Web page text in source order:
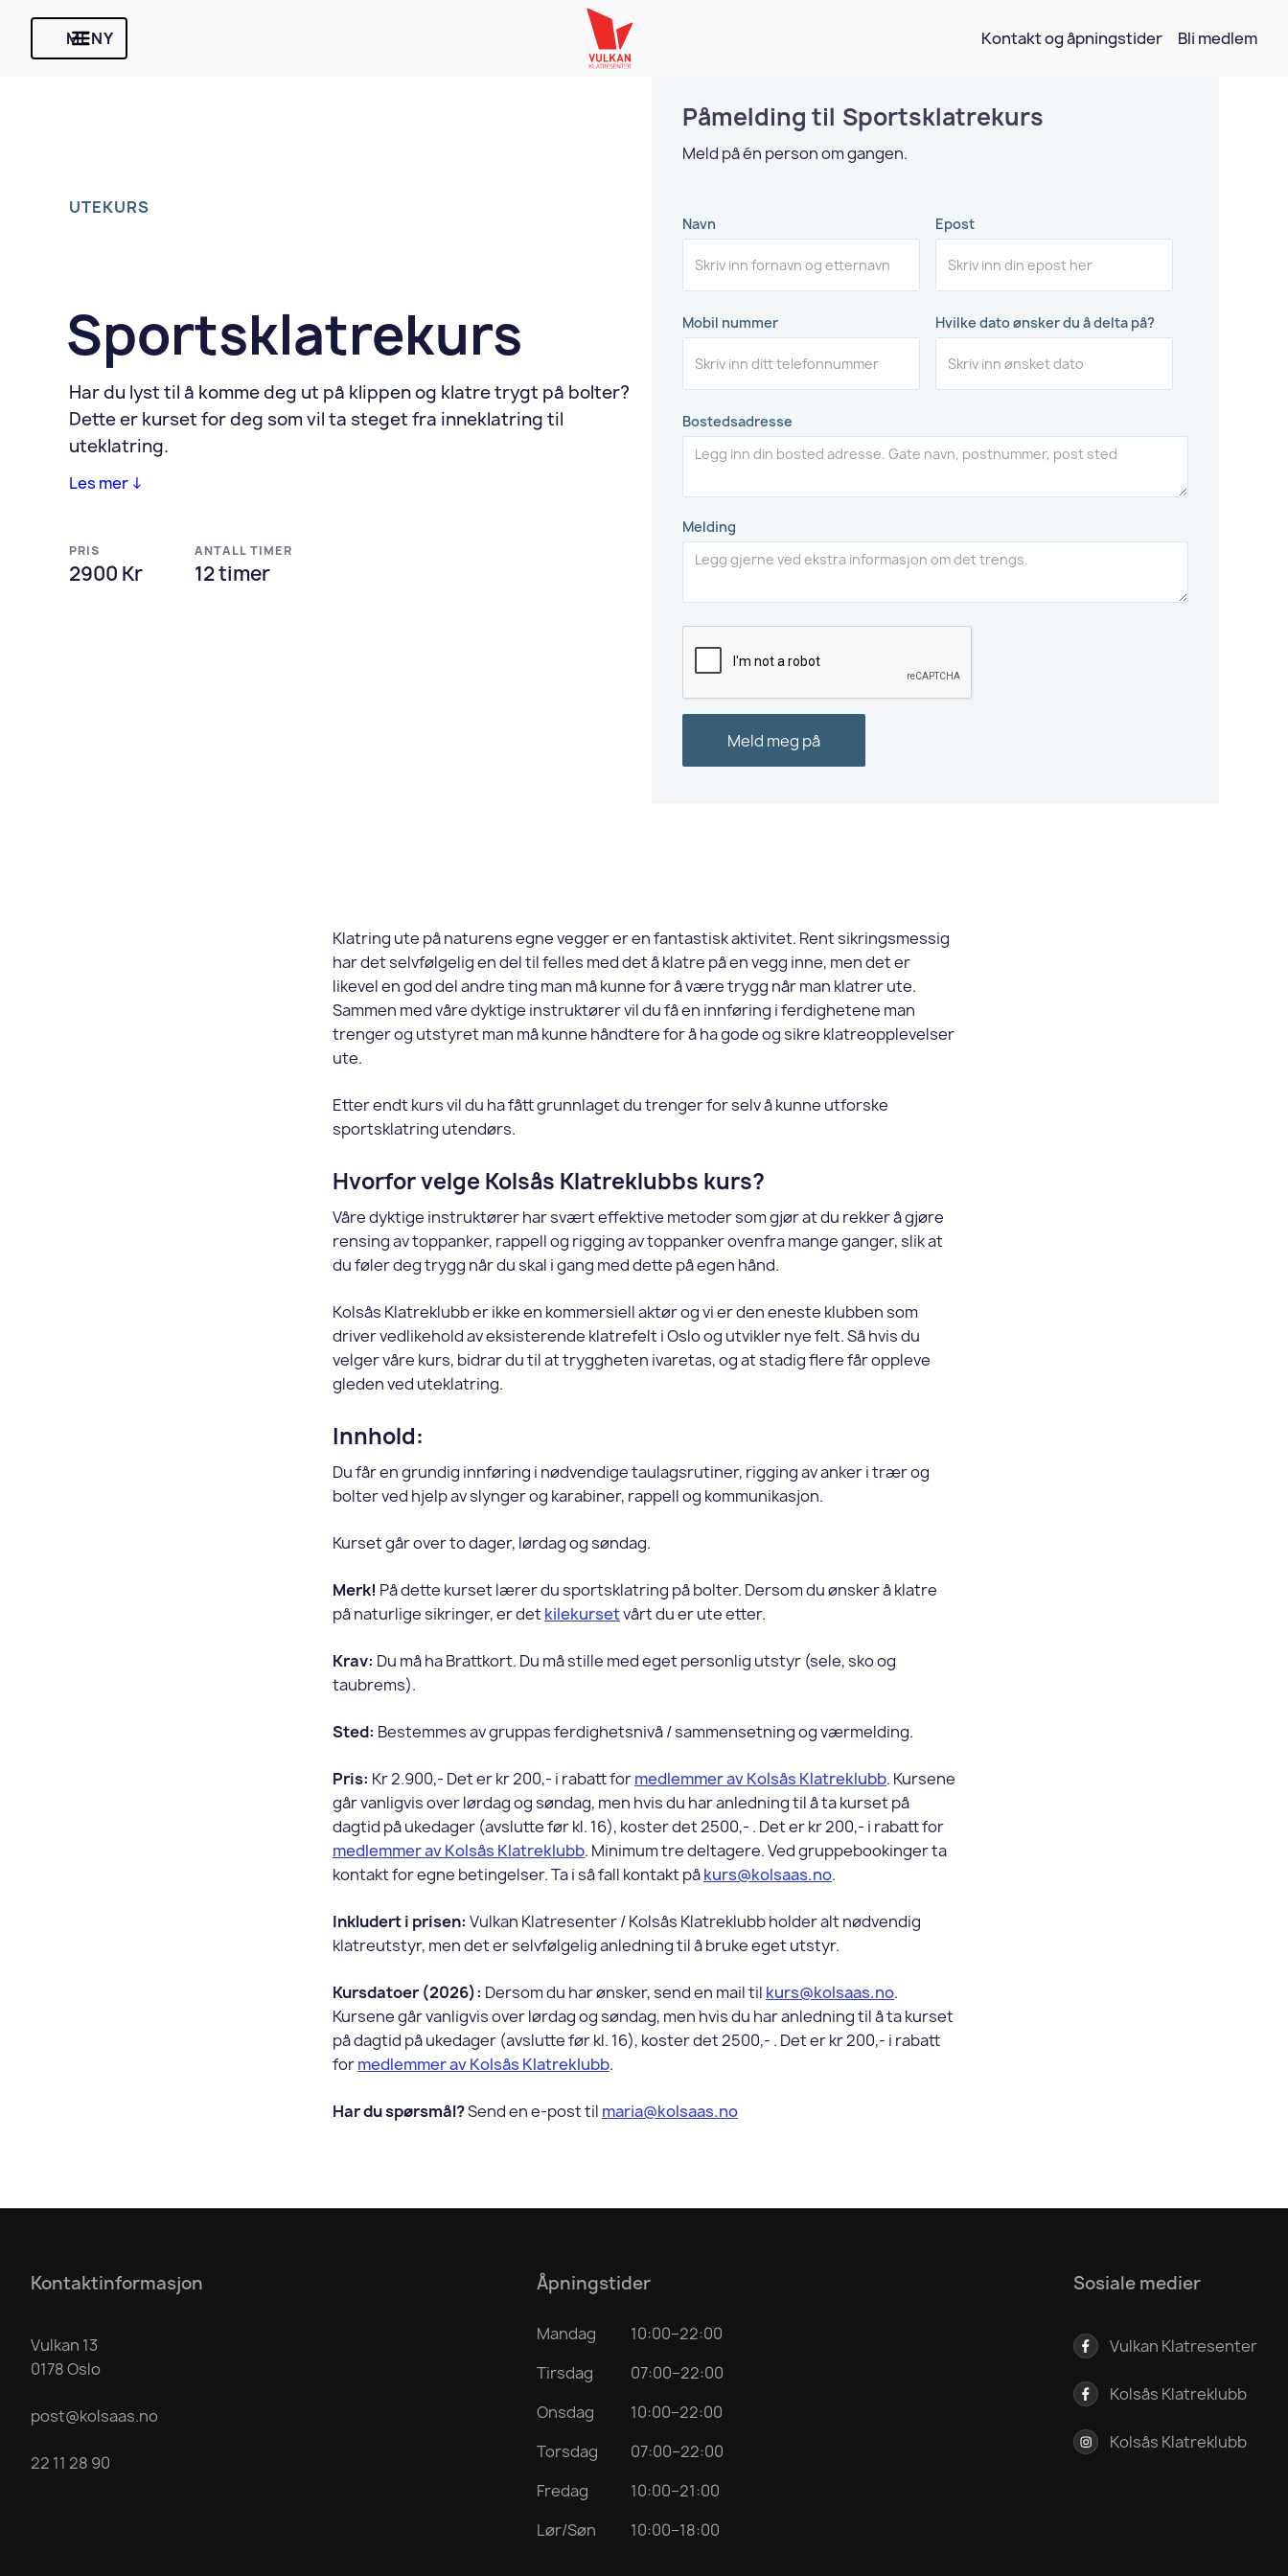
MENY Kontakt og åpningstider Bli medlem
UTEKURS
Sportsklatrekurs
Har du lyst til å komme deg ut på klippen og klatre trygt på bolter?
Dette er kurset for deg som vil ta steget fra inneklatring til
uteklatring.
Les mer ↓
PRIS
2900 Kr
ANTALL TIMER
12timer
Påmelding til Sportsklatrekurs
Meld på én person om gangen.
Navn Epost
Mobil nummer Hvilke dato ønsker du å delta på?
Bostedsadresse
Melding
Klatring ute på naturens egne vegger er en fantastisk aktivitet. Rent sikringsmessig
har det selvfølgelig en del til felles med det å klatre på en vegg inne, men det er
likevel en god del andre ting man må kunne for å være trygg når man klatrer ute.
Sammen med våre dyktige instruktører vil du få en innføring i ferdighetene man
trenger og utstyret man må kunne håndtere for å ha gode og sikre klatreopplevelser
ute.
Etter endt kurs vil du ha fått grunnlaget du trenger for selv å kunne utforske
sportsklatring utendørs.
Hvorfor velge Kolsås Klatreklubbs kurs?
Våre dyktige instruktører har svært effektive metoder som gjør at du rekker å gjøre
rensing av toppanker, rappell og rigging av toppanker ovenfra mange ganger, slik at
du føler deg trygg når du skal i gang med dette på egen hånd.
Kolsås Klatreklubb er ikke en kommersiell aktør og vi er den eneste klubben som
driver vedlikehold av eksisterende klatrefelt i Oslo og utvikler nye felt. Så hvis du
velger våre kurs, bidrar du til at tryggheten ivaretas, og at stadig flere får oppleve
gleden ved uteklatring.
Innhold:
Du får en grundig innføring i nødvendige taulagsrutiner, rigging av anker i trær og
bolter ved hjelp av slynger og karabiner, rappell og kommunikasjon.
Kurset går over to dager, lørdag og søndag.
Merk! På dette kurset lærer du sportsklatring på bolter. Dersom du ønsker å klatre
på naturlige sikringer, er det kilekursetvårt du er ute etter.
Krav: Du må ha Brattkort. Du må stille med eget personlig utstyr (sele, sko og
taubrems).
Sted: Bestemmes av gruppas ferdighetsnivå / sammensetning og værmelding.
Pris: Kr 2.900,- Det er kr 200,- i rabatt formedlemmer av Kolsås Klatreklubb. Kursene
går vanligvis over lørdag og søndag, men hvis du har anledning til å ta kurset på
dagtid på ukedager (avslutte før kl. 16), koster det 2500,- . Det er kr 200,- i rabatt for
medlemmer av Kolsås Klatreklubb. Minimum tre deltagere. Ved gruppebookinger ta
kontakt for egne betingelser. Ta i så fall kontakt påkurs@kolsaas.no.
Inkludert i prisen: Vulkan Klatresenter / Kolsås Klatreklubb holder alt nødvendig
klatreutstyr, men det er selvfølgelig anledning til å bruke eget utstyr.
Kursdatoer (2026): Dersom du har ønsker, send en mail til kurs@kolsaas.no.
Kursene går vanligvis over lørdag og søndag, men hvis du har anledning til å ta kurset
på dagtid på ukedager (avslutte før kl. 16), koster det 2500,- . Det er kr 200,- i rabatt
formedlemmer av Kolsås Klatreklubb.
Har du spørsmål?Send en e-post til maria@kolsaas.no
Kontaktinformasjon
Vulkan 13
0178 Oslo
post@kolsaas.no
22 11 28 90
Åpningstider
Mandag
10:00–22:00
Tirsdag
07:00–22:00
Onsdag
10:00–22:00
Torsdag
07:00–22:00
Fredag
10:00–21:00
Lør/Søn
10:00–18:00
Sosiale medier
Vulkan Klatresenter
Kolsås Klatreklubb
Kolsås Klatreklubb